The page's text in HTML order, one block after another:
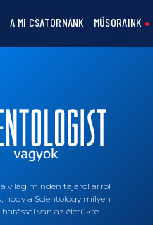
A MI CSATORNÁNK MŰSORAINK
világ minden tájáról arról
hogy a Scientology milyen
van az életükre.